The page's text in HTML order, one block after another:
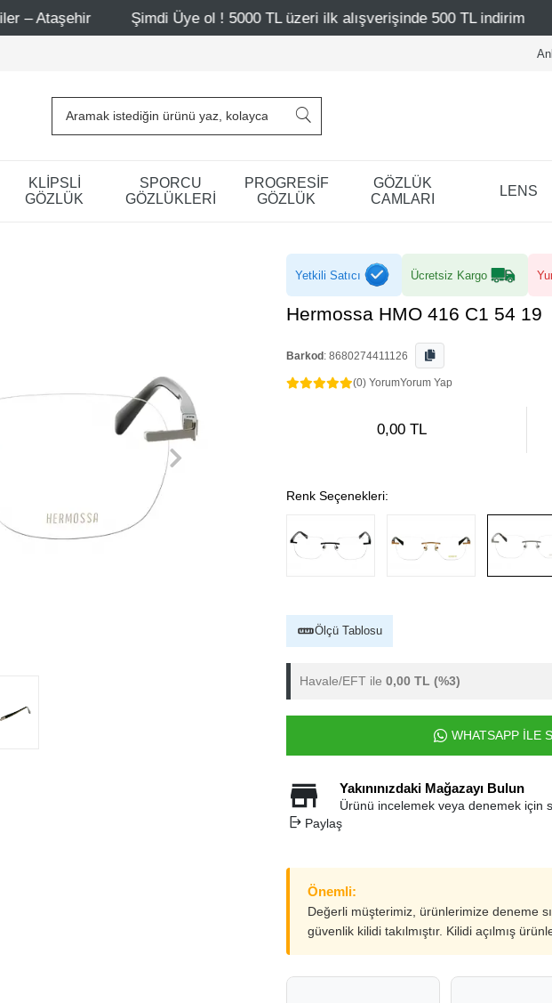
Şimdi Üye ol ! 5000 TL üzeri ilk alışverişinde 500 TL indirim
KLİPSLİ
GÖZLÜK
SPORCU
GÖZLÜKLERİ
PROGRESİF
GÖZLÜK
GÖZLÜK
CAMLARI
LENS
Yetkili Satıcı Ücretsiz Kargo
Hermossa HMO 416 C1 54 19
Barkod : 8680274411126
(0) YorumYorum Yap
0,00 TL
Renk Seçenekleri:
Ölçü Tablosu
Havale/EFT ile 0,00 TL (%3)
WHATSAPP İLE
Yakınınızdaki Mağazayı Bulun
Ürünü incelemek veya denemek için
Paylaş
Önemli:
Değerli müşterimiz, ürünlerimize deneme
güvenlik kilidi takılmıştır. Kilidi açılmış